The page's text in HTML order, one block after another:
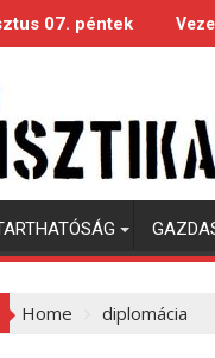
07. péntek
Home diplomácia